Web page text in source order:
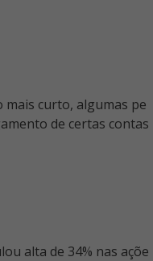
mais curto, algumas pe
de certas contas
alta de 34% nas açõe